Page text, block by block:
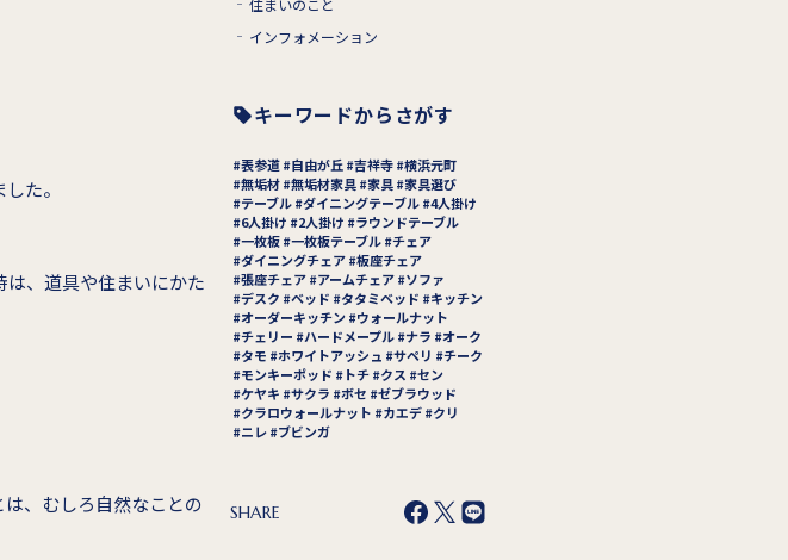
た。
、道具や住まいにかた
、むしろ自然なことの
インフォメーション
キーワードからさがす
表参道 自由が丘 吉祥寺 横浜元町
無垢材 無垢材家具 家具
家具選び
テーブル ダイニングテーブル 4人掛け
6人掛け
2人掛け
ラウンドテーブル
一枚板 一枚板テーブル チェア
ダイニングチェア 板座チェア
張座チェア
アームチェア
ソファ
デスク
ベッド タタミベッド
キッチン
オーダーキッチン
ウォールナット
チェリー
ハードメープル ナラ
オーク
タモ
ホワイトアッシュ サペリ
チーク
モンキーポッド
トチ クス
セン
ケヤキ
サクラ ボセ
ゼブラウッド
クラロウォールナット
カエデ
クリ
ニレ
ブビンガ
SHARE